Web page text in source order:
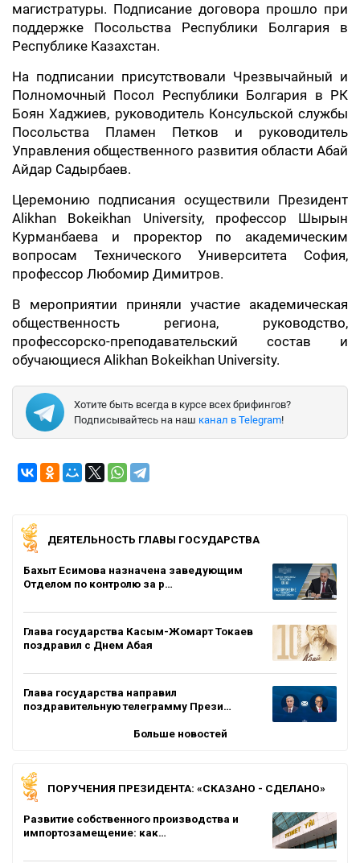
магистратуры. Подписание договора прошло при
поддержке Посольства Республики Болгария в
Республике Казахстан.
На подписании присутствовали Чрезвычайный и
Полномочный Посол Республики Болгария в РК
Боян Хаджиев, руководитель Консульской службы
Посольства Пламен Петков и руководитель
Управления общественного развития области Абай
Айдар Садырбаев.
Церемонию подписания осуществили Президент
Alikhan Bokeikhan University, профессор Шырын
Курманбаева и проректор по академическим
вопросам Технического Университета София,
профессор Любомир Димитров.
В мероприятии приняли участие академическая
общественность региона, руководство,
профессорско-преподавательский состав и
обучающиеся Alikhan Bokeikhan University.
Хотите быть всегда в курсе всех брифингов?
Подписывайтесь на наш канал в Telegram!
ДЕЯТЕЛЬНОСТЬ ГЛАВЫ ГОСУДАРСТВА
Бахыт Есимова назначена заведующим
Отделом по контролю за р…
Глава государства Касым-Жомарт Токаев
поздравил с Днем Абая
Глава государства направил
поздравительную телеграмму Прези…
Больше новостей
ПОРУЧЕНИЯ ПРЕЗИДЕНТА: «СКАЗАНО - СДЕЛАНО»
Развитие собственного производства и
импортозамещение: как…